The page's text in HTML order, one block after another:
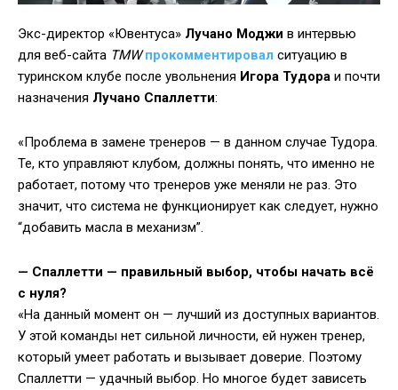
Экс-директор «Ювентуса» Лучано Моджи в интервью
для веб-сайта TMW прокомментировал ситуацию в
туринском клубе после увольнения Игора Тудора и почти
назначения Лучано Спаллетти:
«Проблема в замене тренеров — в данном случае Тудора.
Те, кто управляют клубом, должны понять, что именно не
работает, потому что тренеров уже меняли не раз. Это
значит, что система не функционирует как следует, нужно
“добавить масла в механизм”.
— Спаллетти — правильный выбор, чтобы начать всё
с нуля?
«На данный момент он — лучший из доступных вариантов.
У этой команды нет сильной личности, ей нужен тренер,
который умеет работать и вызывает доверие. Поэтому
Спаллетти — удачный выбор. Но многое будет зависеть